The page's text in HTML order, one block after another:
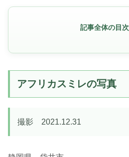
記事全体の目次
アフリカスミレの写真
撮影 2021.12.31